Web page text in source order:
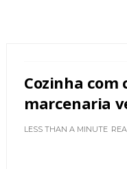
Cozinha com
marcenaria
LESS THAN A MINUTE